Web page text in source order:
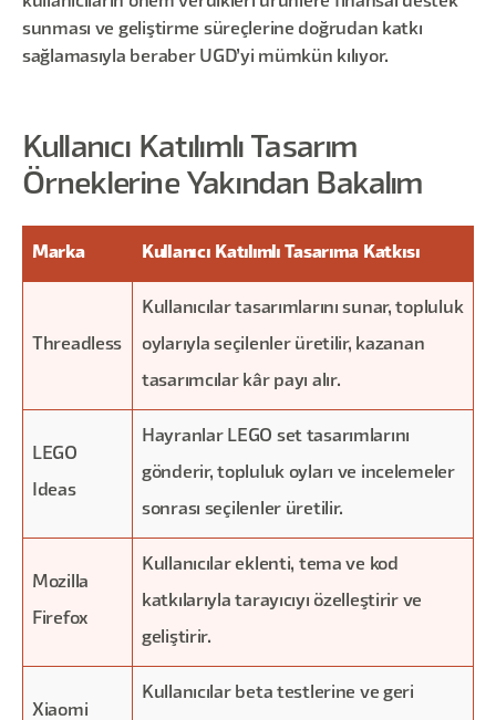
sunması ve geliştirme süreçlerine doğrudan katkı
sağlamasıyla beraber UGD’yi mümkün kılıyor.
Kullanıcı Katılımlı Tasarım
Örneklerine Yakından Bakalım
Marka Kullanıcı Katılımlı Tasarıma Katkısı
Threadless
Kullanıcılar tasarımlarını sunar, topluluk
oylarıyla seçilenler üretilir, kazanan
tasarımcılar kâr payı alır.
LEGO
Ideas
Hayranlar LEGO set tasarımlarını
gönderir, topluluk oyları ve incelemeler
sonrası seçilenler üretilir.
Mozilla
Firefox
Kullanıcılar eklenti, tema ve kod
katkılarıyla tarayıcıyı özelleştirir ve
geliştirir.
Xiaomi
Kullanıcılar beta testlerine ve geri